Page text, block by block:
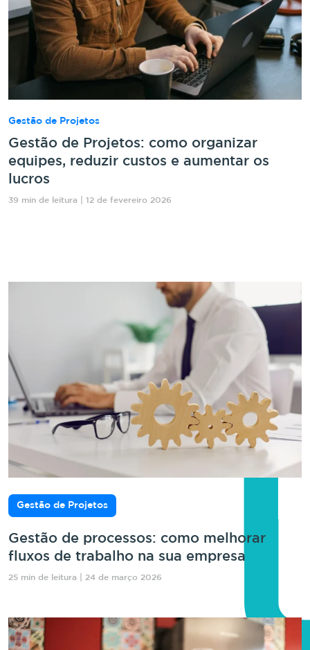
Gestão de Projetos
Gestão de Projetos: como organizar
equipes, reduzir custos e aumentar os
lucros
39 min de leitura | 12 de fevereiro 2026
Gestão de Projetos
Gestão de processos: como melhorar
fluxos de trabalho na sua empresa
25 min de leitura | 24 de março 2026